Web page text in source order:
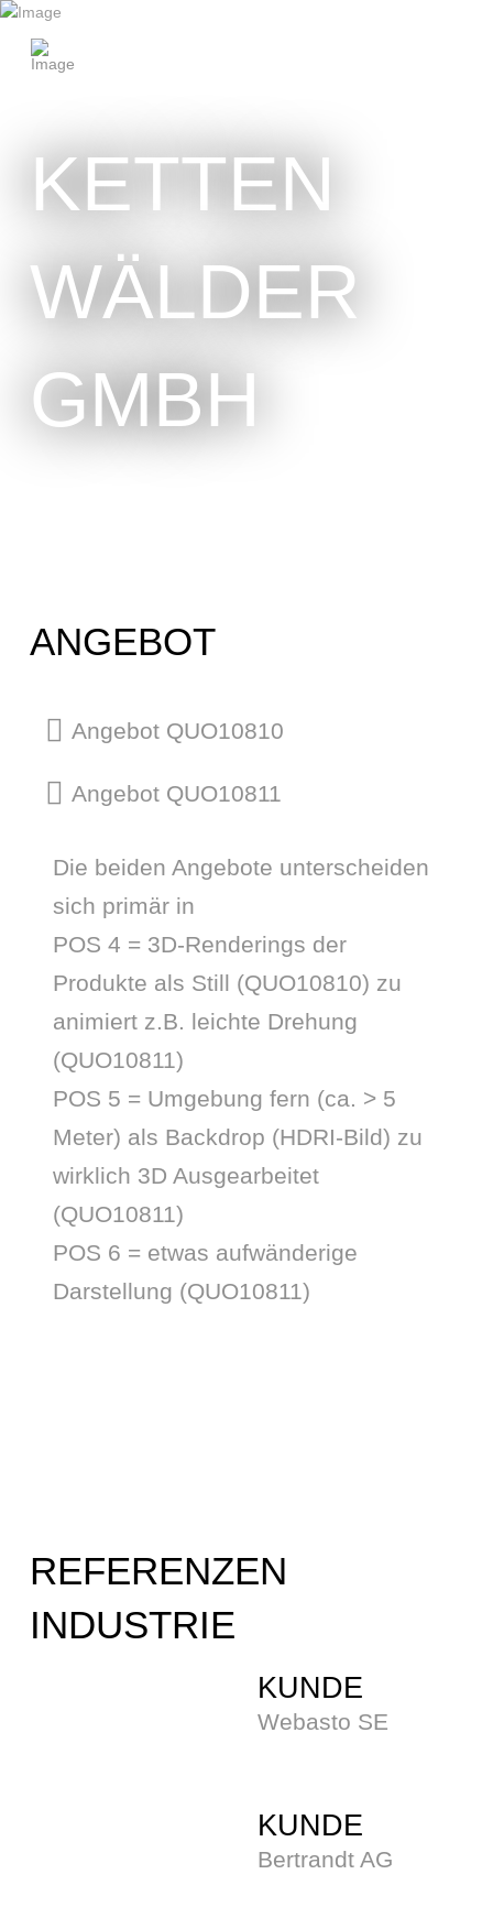
KETTEN
WÄLDER
GMBH
ANGEBOT
Angebot QUO10810
Angebot QUO10811
Die beiden Angebote unterscheiden
sich primär in
POS 4 = 3D-Renderings der
Produkte als Still (QUO10810) zu
animiert z.B. leichte Drehung
(QUO10811)
POS 5 = Umgebung fern (ca. > 5
Meter) als Backdrop (HDRI-Bild) zu
wirklich 3D Ausgearbeitet
(QUO10811)
POS 6 = etwas aufwänderige
Darstellung (QUO10811)
REFERENZEN
INDUSTRIE
KUNDE
Webasto SE
KUNDE
Bertrandt AG